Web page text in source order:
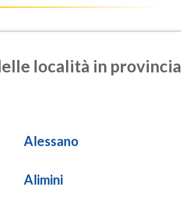
località in provincia
Alessano
Alimini